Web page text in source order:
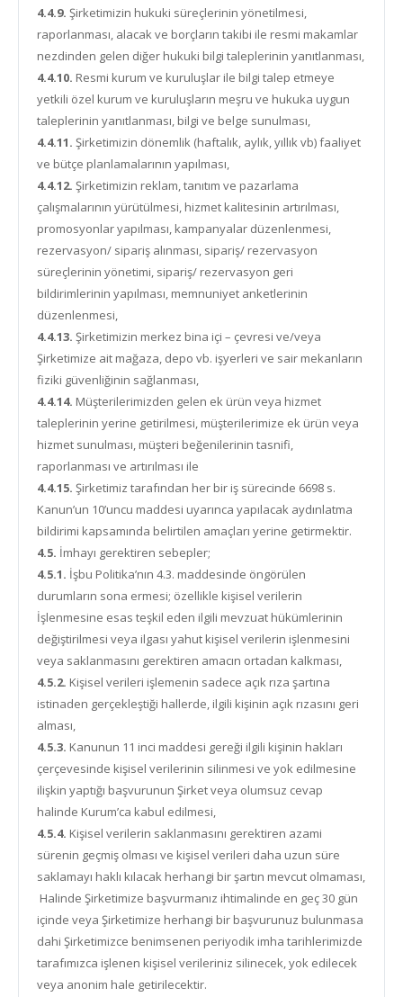
4.4.9. Şirketimizin hukuki süreçlerinin yönetilmesi,
raporlanması, alacak ve borçların takibi ile resmi makamlar
nezdinden gelen diğer hukuki bilgi taleplerinin yanıtlanması,
4.4.10. Resmi kurum ve kuruluşlar ile bilgi talep etmeye
yetkili özel kurum ve kuruluşların meşru ve hukuka uygun
taleplerinin yanıtlanması, bilgi ve belge sunulması,
4.4.11. Şirketimizin dönemlik (haftalık, aylık, yıllık vb) faaliyet
ve bütçe planlamalarının yapılması,
4.4.12. Şirketimizin reklam, tanıtım ve pazarlama
çalışmalarının yürütülmesi, hizmet kalitesinin artırılması,
promosyonlar yapılması, kampanyalar düzenlenmesi,
rezervasyon/ sipariş alınması, sipariş/ rezervasyon
süreçlerinin yönetimi, sipariş/ rezervasyon geri
bildirimlerinin yapılması, memnuniyet anketlerinin
düzenlenmesi,
4.4.13. Şirketimizin merkez bina içi – çevresi ve/veya
Şirketimize ait mağaza, depo vb. işyerleri ve sair mekanların
fiziki güvenliğinin sağlanması,
4.4.14. Müşterilerimizden gelen ek ürün veya hizmet
taleplerinin yerine getirilmesi, müşterilerimize ek ürün veya
hizmet sunulması, müşteri beğenilerinin tasnifi,
raporlanması ve artırılması ile
4.4.15. Şirketimiz tarafından her bir iş sürecinde 6698 s.
Kanun’un 10’uncu maddesi uyarınca yapılacak aydınlatma
bildirimi kapsamında belirtilen amaçları yerine getirmektir.
4.5. İmhayı gerektiren sebepler;
4.5.1. İşbu Politika’nın 4.3. maddesinde öngörülen
durumların sona ermesi; özellikle kişisel verilerin
İşlenmesine esas teşkil eden ilgili mevzuat hükümlerinin
değiştirilmesi veya ilgası yahut kişisel verilerin işlenmesini
veya saklanmasını gerektiren amacın ortadan kalkması,
4.5.2. Kişisel verileri işlemenin sadece açık rıza şartına
istinaden gerçekleştiği hallerde, ilgili kişinin açık rızasını geri
alması,
4.5.3. Kanunun 11 inci maddesi gereği ilgili kişinin hakları
çerçevesinde kişisel verilerinin silinmesi ve yok edilmesine
ilişkin yaptığı başvurunun Şirket veya olumsuz cevap
halinde Kurum’ca kabul edilmesi,
4.5.4. Kişisel verilerin saklanmasını gerektiren azami
sürenin geçmiş olması ve kişisel verileri daha uzun süre
saklamayı haklı kılacak herhangi bir şartın mevcut olmaması,
Halinde Şirketimize başvurmanız ihtimalinde en geç 30 gün
içinde veya Şirketimize herhangi bir başvurunuz bulunmasa
dahi Şirketimizce benimsenen periyodik imha tarihlerimizde
tarafımızca işlenen kişisel verileriniz silinecek, yok edilecek
veya anonim hale getirilecektir.